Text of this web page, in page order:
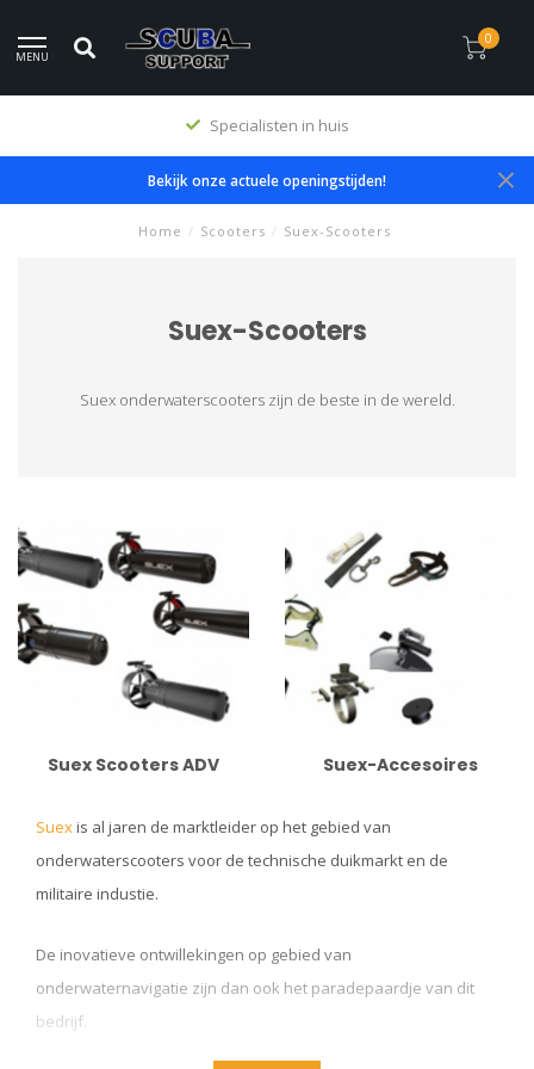
MENU
0
Specialisten in huis
Bekijk onze actuele openingstijden!
Home / Scooters / Suex-Scooters
Suex-Scooters
Suex onderwaterscooters zijn de beste in de wereld.
Suex Scooters ADV Suex-Accesoires
Suexis al jaren de marktleider op het gebied van
onderwaterscooters voor de technische duikmarkt en de
militaire industie.
De inovatieve ontwillekingen op gebied van
onderwaternavigatie zijn dan ook het paradepaardje van dit
bedrijf.